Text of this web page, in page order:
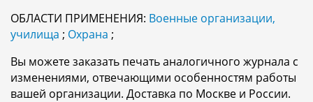
ОБЛАСТИ ПРИМЕНЕНИЯ: Военные организации,
училища ; Охрана ;
Вы можете заказать печать аналогичного журнала с
изменениями, отвечающими особенностям работы
вашей организации. Доставка по Москве и России.